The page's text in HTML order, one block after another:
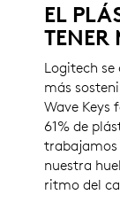
EL
TENER
Logitech
más
Wave Keys
61% de
nuestra
ritmo del